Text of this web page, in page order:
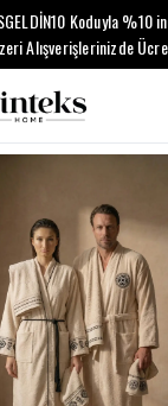
Koduyla %10
Alışverişlerinizde